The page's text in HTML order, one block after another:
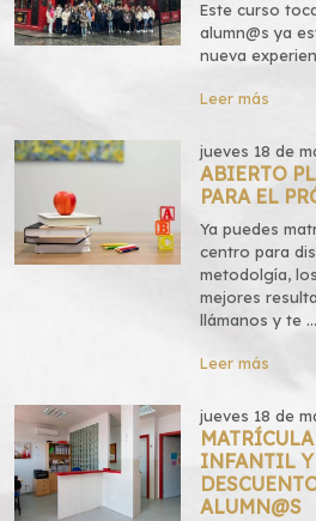
Este curso
alumn@s ya
nueva
Leer más
jueves 18 de
ABIERTO
PARA EL
Ya puedes
centro para
metodolgía,
mejores
llámanos y te ...
Leer más
jueves 18 de
INFANTIL Y
ALUMN@S